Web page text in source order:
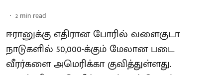
2 min read
ஈரானுக்கு எதிரான போரில் வளைகுடா
நாடுகளில் 50,000-க்கும் மேலான படை
வீரர்களை அமெரிக்கா குவித்துள்ளது.